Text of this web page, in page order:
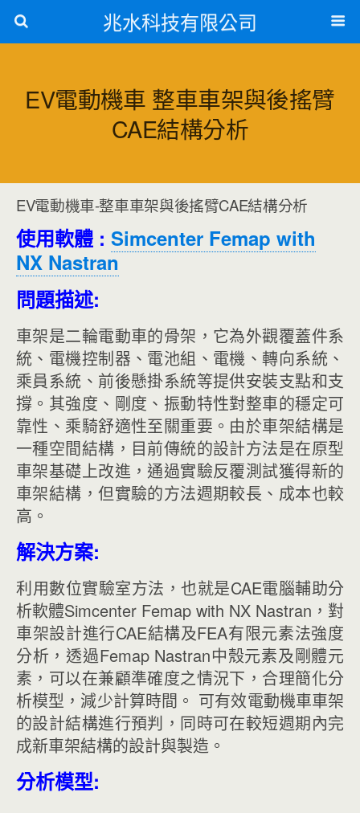
兆水科技有限公司
EV電動機車 整車車架與後搖臂
CAE結構分析
EV電動機車-整車車架與後搖臂CAE結構分析
使用軟體 : Simcenter Femap with
NX Nastran
問題描述:
車架是二輪電動車的骨架，它為外觀覆蓋件系
統、電機控制器、電池組、電機、轉向系統、
乘員系統、前後懸掛系統等提供安裝支點和支
撐。其強度、剛度、振動特性對整車的穩定可
靠性、乘騎舒適性至關重要。由於車架結構是
一種空間結構，目前傳統的設計方法是在原型
車架基礎上改進，通過實驗反覆測試獲得新的
車架結構，但實驗的方法週期較長、成本也較
高。
解決方案:
利用數位實驗室方法，也就是CAE電腦輔助分
析軟體Simcenter Femap with NX Nastran，對
車架設計進行CAE結構及FEA有限元素法強度
分析，透過Femap Nastran中殼元素及剛體元
素，可以在兼顧準確度之情況下，合理簡化分
析模型，減少計算時間。 可有效電動機車車架
的設計結構進行預判，同時可在較短週期內完
成新車架結構的設計與製造。
分析模型: